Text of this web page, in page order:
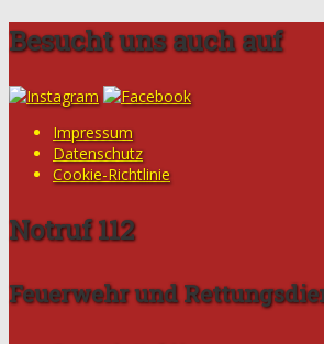
Besucht uns auch auf
Impressum
Datenschutz
Cookie-Richtlinie
Notruf 112
Feuerwehr und